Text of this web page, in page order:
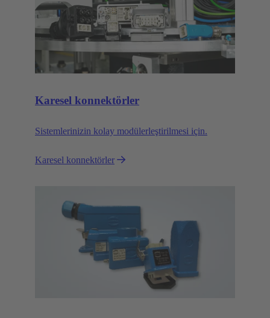
Karesel konnektörler
Sistemlerinizin kolay modülerleştirilmesi için.
Karesel konnektörler